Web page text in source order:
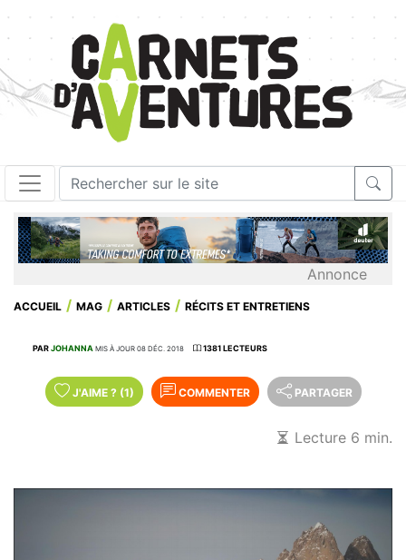
Annonce
ACCUEIL MAG ARTICLES RÉCITS ET ENTRETIENS
PARJOHANNA MIS À JOUR 08 DÉC. 2018 1381 LECTEURS
J'AIME ? (1) COMMENTER PARTAGER
Lecture 6 min.